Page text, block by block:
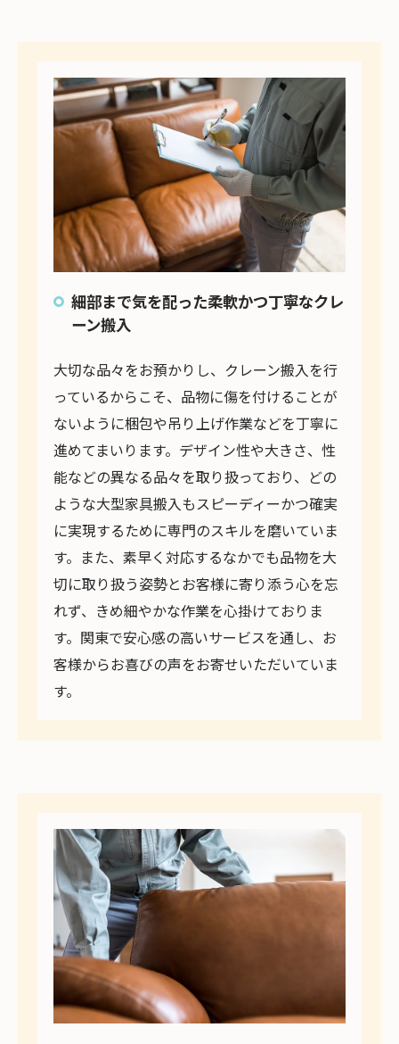
細部まで気を配った柔軟かつ丁寧なクレ
ーン搬入
大切な品々をお預かりし、クレーン搬入を行
っているからこそ、品物に傷を付けることが
ないように梱包や吊り上げ作業などを丁寧に
進めてまいります。デザイン性や大きさ、性
能などの異なる品々を取り扱っており、どの
ような大型家具搬入もスピーディーかつ確実
に実現するために専門のスキルを磨いていま
す。また、素早く対応するなかでも品物を大
切に取り扱う姿勢とお客様に寄り添う心を忘
れず、きめ細やかな作業を心掛けておりま
す。関東で安心感の高いサービスを通し、お
客様からお喜びの声をお寄せいただいていま
す。